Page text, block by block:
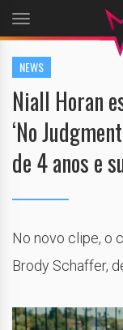
Toggle
navigation
NEWS
Niall Horan
‘No
de 4 anos e
No novo clipe, o
Brody Schaffer,